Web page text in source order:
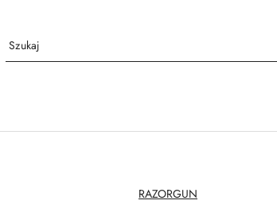
NAZWA
PRODUCENTA:
RAZORGUN